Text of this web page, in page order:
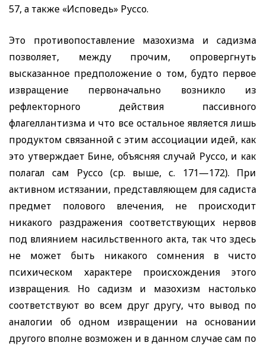
57, а также «Исповедь» Руссо.
Это противопоставление мазохизма и садизма
позволяет, между прочим, опровергнуть
высказанное предположение о том, будто первое
извращение первоначально возникло из
рефлекторного действия пассивного
флагеллантизма и что все остальное является лишь
продуктом связанной с этим ассоциации идей, как
это утверждает Бине, объясняя случай Руссо, и как
полагал сам Руссо (ср. выше, с. 171—172). При
активном истязании, представляющем для садиста
предмет полового влечения, не происходит
никакого раздражения соответствующих нервов
под влиянием насильственного акта, так что здесь
не может быть никакого сомнения в чисто
психическом характере происхождения этого
извращения. Но садизм и мазохизм настолько
соответствуют во всем друг другу, что вывод по
аналогии об одном извращении на основании
другого вполне возможен и в данном случае сам по